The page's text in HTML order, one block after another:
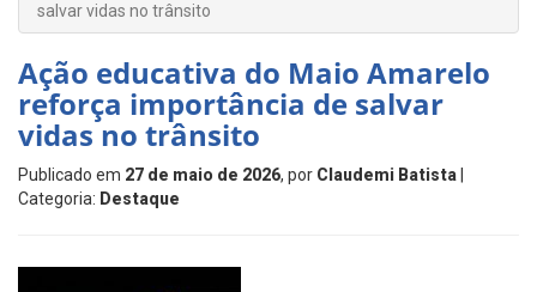
salvar vidas no trânsito
Ação educativa do Maio Amarelo
reforça importância de salvar
vidas no trânsito
Publicado em 27 de maio de 2026, por Claudemi Batista
Categoria: Destaque